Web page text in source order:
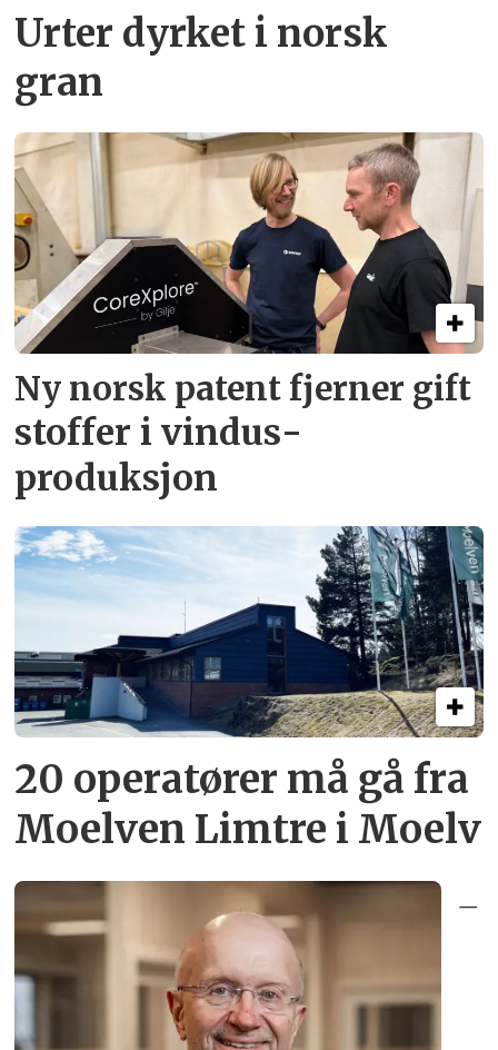
Urter dyrket i norsk
gran
Ny norsk patent fjerner gift­
stoffer i vindus­
produksjon
20 operatører må gå fra
Moelven Limtre i Moelv
–